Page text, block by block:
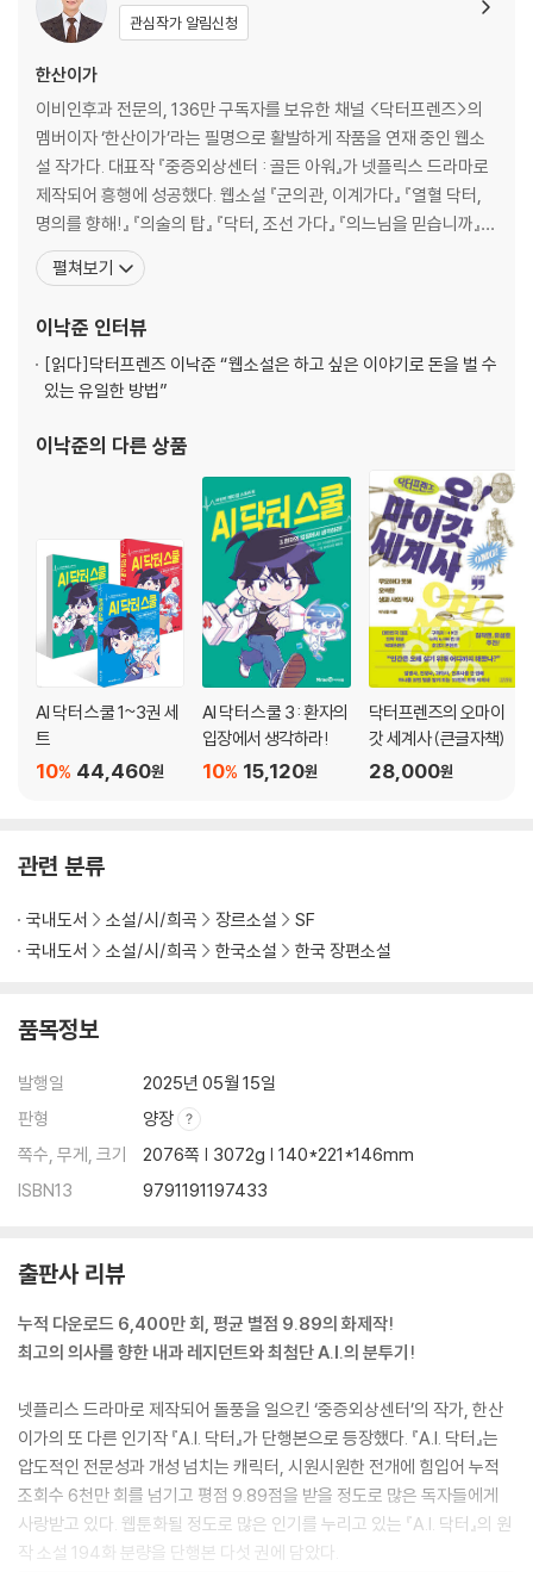
섬망이 아니면 뭔데?
아니 무슨 이런 문제를 내?
더 어렵게 내냐?
저대로 두면 죽겠는데
이게 뭐여
추계
학회
국보급 인재
때론 원인이
2년 차
Dyspnea
미국 가야 돼
첫인상
다학제
가진 거 내놔 보셔
왓슨
헨리
귀국 발표회
종양은 어디에나
약은 아직 무리래
이 골절은 이상합니다
괴질
걸렸다
첫 연구
우선은 기다려
5권
슬슬
우리 편
원인이 뭔데?
누가 같이 있느냐에 따라
만들어 봅시다
열이 난다고
관심작가 알림신청
한산이가
이비인후과 전문의, 136만 구독자를 보유한 채널 <닥터프렌즈>의
멤버이자 ‘한산이가’라는 필명으로 활발하게 작품을 연재 중인 웹소
설 작가다. 대표작 『중증외상센터 : 골든 아워』가 넷플릭스 드라마로
제작되어 흥행에 성공했다. 웹소설 『군의관, 이계가다』 『열혈 닥터,
명의를 향해!』 『의술의 탑』 『닥터, 조선 가다』 『의느님을 믿습니까』
『중증외상센터 : 골든 아워』 『A.I. 닥터』 『포스트 팬데믹』 『검은 머리
영국 의사』 『중증외상센터 : 외과의사 백강혁』, 글쓰기책 『웹소설의
I 닥터 스쿨』의 감수를
펼쳐보기
이낙준 인터뷰
[읽다]닥터프렌즈 이낙준 “웹소설은 하고 싶은 이야기로 돈을 벌 수
있는 유일한 방법”
이낙준의 다른 상품
AI 닥터 스쿨 1~3권 세
트
44,460원
10%
AI 닥터 스쿨 3 : 환자의
입장에서 생각하라!
15,120원
10%
닥터프렌즈의 오마이
갓 세계사 (큰글자책)
28,000원
관련 분류
국내도서 소설/시/희곡 장르소설
SF
국내도서
소설/시/희곡 한국소설 한국 장편소설
품목정보
발행일
2025년 05월 15일
판형
양장
쪽수, 무게, 크기
2076쪽 | 3072g | 140*221*146mm
ISBN13
9791191197433
출판사 리뷰
누적 다운로드 6,400만 회, 평균 별점 9.89의 화제작!
최고의 의사를 향한 내과 레지던트와 최첨단 A.I.의 분투기!
넷플리스 드라마로 제작되어 돌풍을 일으킨 ‘중증외상센터’의 작가, 한산
이가의 또 다른 인기작 『A.I. 닥터』가 단행본으로 등장했다. 『A.I. 닥터』는
압도적인 전문성과 개성 넘치는 캐릭터, 시원시원한 전개에 힘입어 누적
조회수 6천만 회를 넘기고 평점 9.89점을 받을 정도로 많은 독자들에게
사랑받고 있다. 웹툰화될 정도로 많은 인기를 누리고 있는 『A.I. 닥터』의 원
작 소설 194화 분량을 단행본 다섯 권에 담았다.